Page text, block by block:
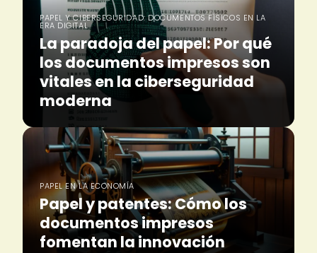
PAPEL Y CIBERSEGURIDAD: DOCUMENTOS FÍSICOS EN LA
ERA DIGITAL
La paradoja del papel: Por qué
los documentos impresos son
vitales en la ciberseguridad
moderna
PAPEL EN LA ECONOMÍA
Papel y patentes: Cómo los
documentos impresos
fomentan la innovación